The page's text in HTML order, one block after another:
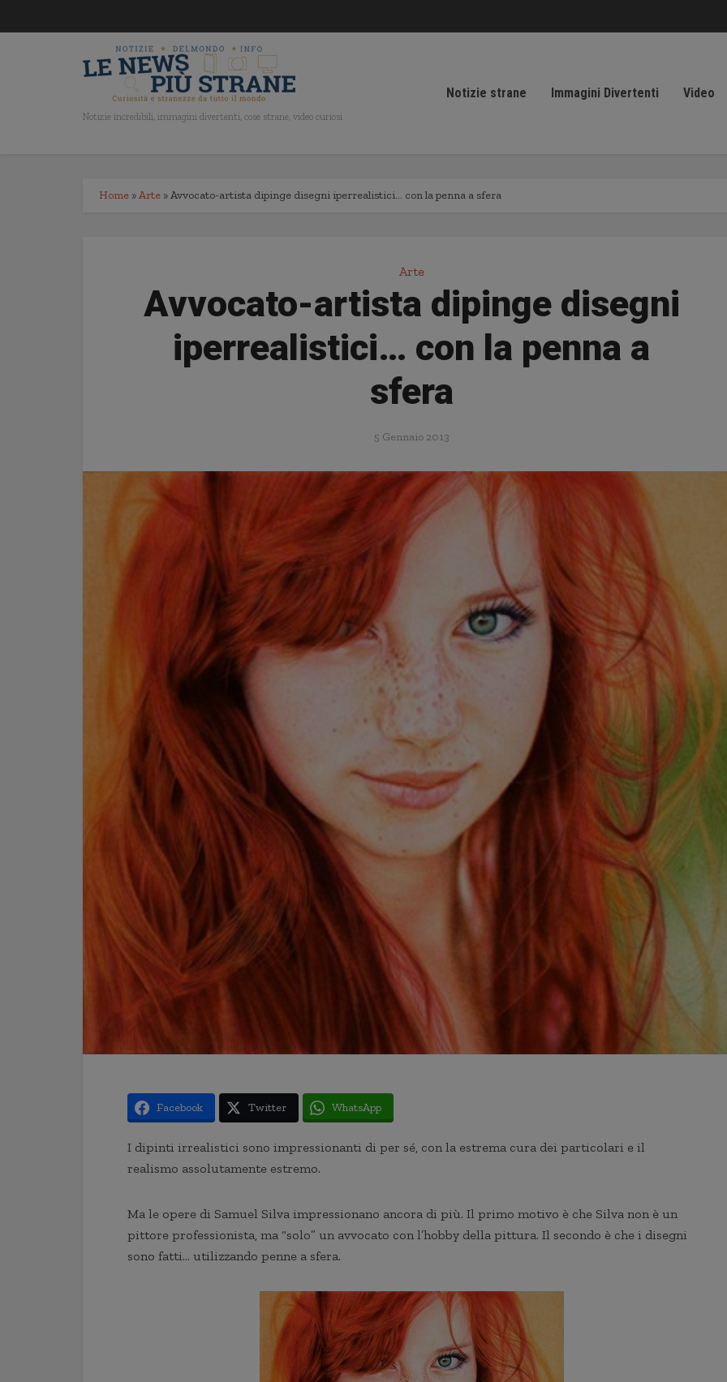
Notizie incredibili, immagini divertenti, cose strane, video curiosi
Notizie strane Immagini Divertenti Video
Home »Arte »Avvocato-artista dipinge disegni iperrealistici… con la penna a sfera
Arte
Avvocato-artista dipinge disegni
iperrealistici… con la penna a
sfera
5 Gennaio 2013
Facebook Twitter WhatsApp
I dipinti irrealistici sono impressionanti di per sé, con la estrema cura dei particolari e il
realismo assolutamente estremo.
Ma le opere di Samuel Silva impressionano ancora di più. Il primo motivo è che Silva non è un
pittore professionista, ma “solo” un avvocato con l’hobby della pittura. Il secondo è che i disegni
sono fatti… utilizzando penne a sfera.